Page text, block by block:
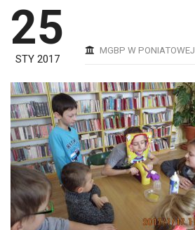
25
STY 2017
MGBP W PONIATOWEJ